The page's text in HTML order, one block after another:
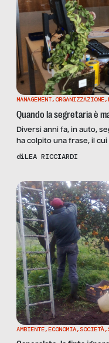
MANAGEMENT,ORGANIZZAZIONE,
Quando la segretaria è
Diversi anni fa, in auto,
ha colpito una frase, il
cura di un vecchio, ci
diLEA RICCIARDI
AMBIENTE,ECONOMIA, SOCIETÀ,